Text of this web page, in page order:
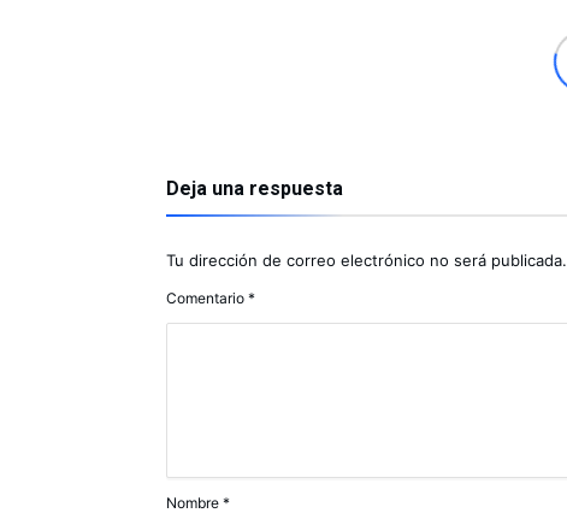
Deja una respuesta
Tu dirección de correo electrónico no será publicada.
Comentario *
Nombre *